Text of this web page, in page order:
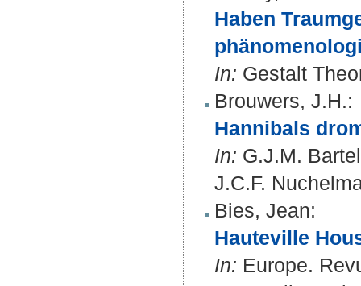
Haben
In: Gestalt
Brouwers, J.H.:
Hannibals
In: G.J.M.
J.C.F.
Bies, Jean:
Hauteville
In: Europe.